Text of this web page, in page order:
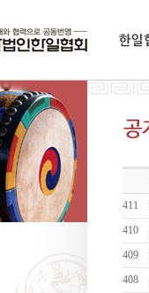
411
410
409
408